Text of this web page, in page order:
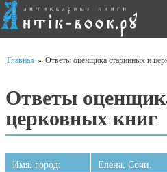
Главная » Ответы оценщика старинных и
Ответы
церковных книг
Имя, город: Елена, Сочи.